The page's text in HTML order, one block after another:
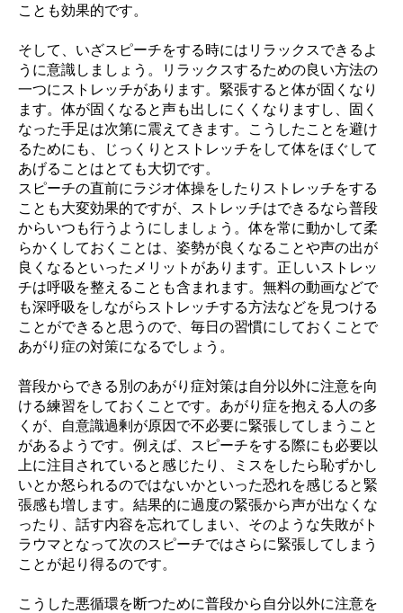
ことも効果的です。
そして、いざスピーチをする時にはリラックスできるよ
うに意識しましょう。リラックスするための良い方法の
一つにストレッチがあります。緊張すると体が固くなり
ます。体が固くなると声も出しにくくなりますし、固く
なった手足は次第に震えてきます。こうしたことを避け
るためにも、じっくりとストレッチをして体をほぐして
あげることはとても大切です。
スピーチの直前にラジオ体操をしたりストレッチをする
ことも大変効果的ですが、ストレッチはできるなら普段
からいつも行うようにしましょう。体を常に動かして柔
らかくしておくことは、姿勢が良くなることや声の出が
良くなるといったメリットがあります。正しいストレッ
チは呼吸を整えることも含まれます。無料の動画などで
も深呼吸をしながらストレッチする方法などを見つける
ことができると思うので、毎日の習慣にしておくことで
あがり症の対策になるでしょう。
普段からできる別のあがり症対策は自分以外に注意を向
ける練習をしておくことです。あがり症を抱える人の多
くが、自意識過剰が原因で不必要に緊張してしまうこと
があるようです。例えば、スピーチをする際にも必要以
上に注目されていると感じたり、ミスをしたら恥ずかし
いとか怒られるのではないかといった恐れを感じると緊
張感も増します。結果的に過度の緊張から声が出なくな
ったり、話す内容を忘れてしまい、そのような失敗がト
ラウマとなって次のスピーチではさらに緊張してしまう
ことが起り得るのです。
こうした悪循環を断つために普段から自分以外に注意を